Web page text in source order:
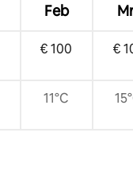
Feb
€ 100 €
11°C